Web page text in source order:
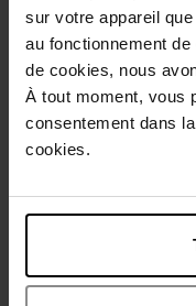
sur votre appareil
au fonctionnement
de cookies, nous
À tout moment, vous
consentement dans
cookies.
Description
Conseil